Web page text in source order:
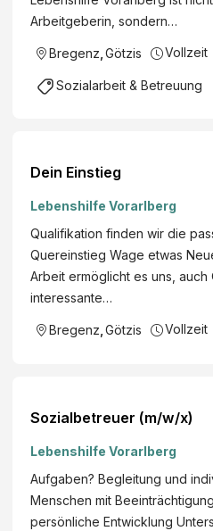
Arbeitgeberin, sondern…
Bregenz Götzis Vollzeit
Sozialarbeit & Betreuung
Dein Einstieg
Lebenshilfe Vorarlberg
Qualifikation finden wir die
Quereinstieg Wage etwas
Arbeit ermöglicht es uns,
interessante…
Bregenz Götzis Vollzeit
Sozialbetreuer (m/w/x)
Lebenshilfe Vorarlberg
Aufgaben? Begleitung und
Menschen mit
persönliche Entwicklung